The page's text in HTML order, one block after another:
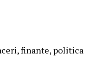
finante, politica